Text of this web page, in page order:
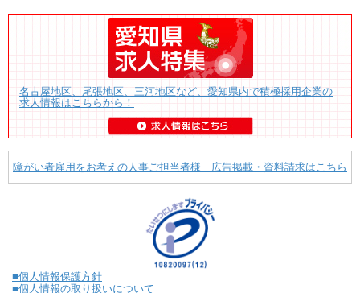
名古屋地区、尾張地区、三河地区など、愛知県内で積極採用企業の
求人情報はこちらから！
障がい者雇用をお考えの人事ご担当者様 広告掲載・資料請求はこちら
■個人情報保護方針
■個人情報の取り扱いについて